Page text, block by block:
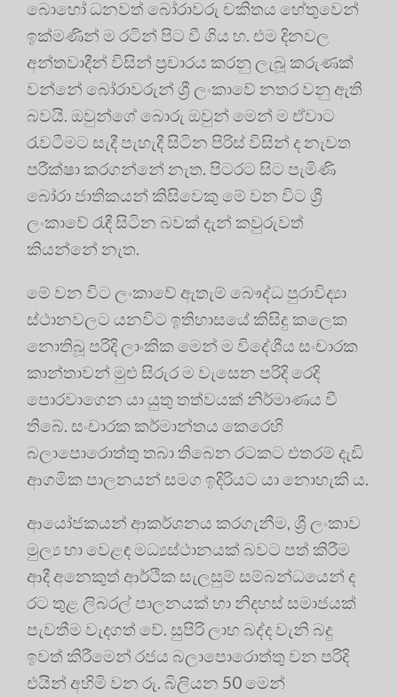
බොහෝ ධනවත් බෝරාවරු චකිතය හේතුවෙන්
ඉක්මණින් ම රටින් පිට වී ගිය හ. එම දිනවල
අන්තවාදීන් විසින් ප්‍රචාරය කරනු ලැබූ කරුණක්
වන්නේ බෝරාවරුන් ශ්‍රී ලංකාවේ නතර වනු ඇති
බවයි. ඔවුන්ගේ බොරු ඔවුන් මෙන් ම ඒවාට
රැවටීමට සැදී පැහැදී සිටින පිරිස් විසින් ද නැවත
පරීක්ෂා කරගන්නේ නැත. පිටරට සිට පැමිණි
බෝරා ජාතිකයන් කිසිවෙකු මේ වන විට ශ්‍රී
ලංකාවේ රැඳී සිටින බවක් දැන් කවුරුවත්
කියන්නේ නැත.
මේ වන විට ලංකාවේ ඇතැම් බෞද්ධ පුරාවිද්‍යා
ස්ථානවලට යනවිට ඉතිහාසයේ කිසිදු කලෙක
නොතිබූ පරිදි ලාංකික මෙන් ම විදේශීය සංචාරක
කාන්තාවන් මුළු සිරුර ම වැසෙන පරිදි රෙදි
පොරවාගෙන යා යුතු තත්වයක් නිර්මාණය වී
තිබේ. සංචාරක කර්මාන්තය කෙරෙහි
බලාපොරොත්තු තබා තිබෙන රටකට එතරම් දැඩි
ආගමික පාලනයන් සමග ඉදිරියට යා නොහැකි ය.
ආයෝජකයන් ආකර්ශනය කරගැනීම, ශ්‍රී ලංකාව
මුල්‍ය හා වෙළඳ මධ්‍යස්ථානයක් බවට පත් කිරීම
ආදී අනෙකුත් ආර්ථික සැලසුම් සම්බන්ධයෙන් ද
රට තුළ ලිබරල් පාලනයක් හා නිදහස් සමාජයක්
පැවතීම වැදගත් වේ. සුපිරි ලාභ බද්ද වැනි බදු
ඉවත් කිරීමෙන් රජය බලාපොරොත්තු වන පරිදි
එයින් අහිමි වන රු. බිලියන 50 මෙන්